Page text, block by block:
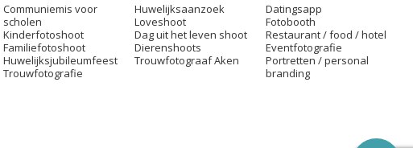
Communiemis voor
scholen
Kinderfotoshoot
Familiefotoshoot
Huwelijksjubileumfeest
Trouwfotografie
Huwelijksaanzoek
Loveshoot
Dag uit het leven shoot
Dierenshoots
Trouwfotograaf Aken
Datingsapp
Fotobooth
Restaurant / food / hotel
Eventfotografie
Portretten / personal
branding